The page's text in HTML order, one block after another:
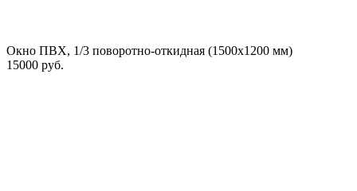
Окно ПВХ, 1/3 поворотно-откидная (1500х1200 мм)
15000 руб.